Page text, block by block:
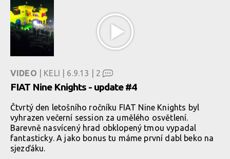
VIDEO | KELI | 6.9.13 | 2
FIAT Nine Knights - update #4
Čtvrtý den letošního ročníku FIAT Nine Knights byl
vyhrazen večerní session za umělého osvětlení.
Barevně nasvícený hrad obklopený tmou vypadal
fantasticky. A jako bonus tu máme první dabl beko na
sjezďáku.